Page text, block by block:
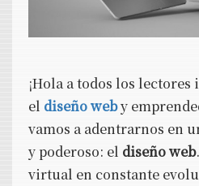
¡Hola a todos los lectores
el diseño weby
vamos a adentrarnos en
y poderoso: el diseño web
virtual en constante